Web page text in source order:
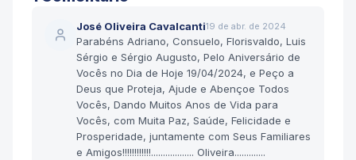
José Oliveira Cavalcanti19 de abr. de 2024
Parabéns Adriano, Consuelo, Florisvaldo, Luis
Sérgio e Sérgio Augusto, Pelo Aniversário de
Vocês no Dia de Hoje 19/04/2024, e Peço a
Deus que Proteja, Ajude e Abençoe Todos
Vocês, Dando Muitos Anos de Vida para
Vocês, com Muita Paz, Saúde, Felicidade e
Prosperidade, juntamente com Seus Familiares
e Amigos!!!!!!!!!!!!.................. Oliveira.............